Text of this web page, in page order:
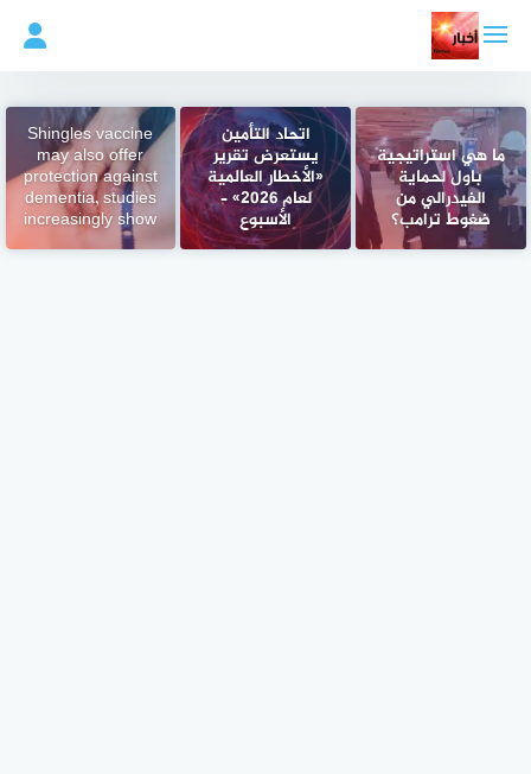
المحتوى
ما هي استراتيجية
باول لحماية
الفيدرالي من
ضغوط ترامب؟
اتحاد التأمين
يستعرض تقرير
«الأخطار العالمية
لعام 2026» –
الأسبوع
Shingles vaccine
may also offer
protection against
dementia, studies
increasingly show